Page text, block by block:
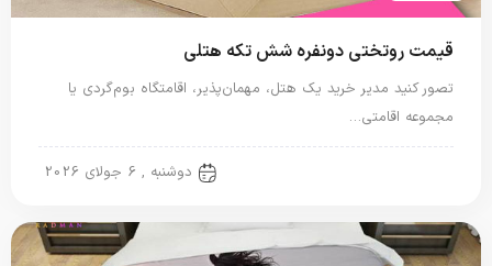
قیمت روتختی دونفره شش تکه هتلی
تصور کنید مدیر خرید یک هتل، مهمان‌پذیر، اقامتگاه بوم‌گردی یا
مجموعه اقامتی…
دوشنبه , 6 جولای 2026